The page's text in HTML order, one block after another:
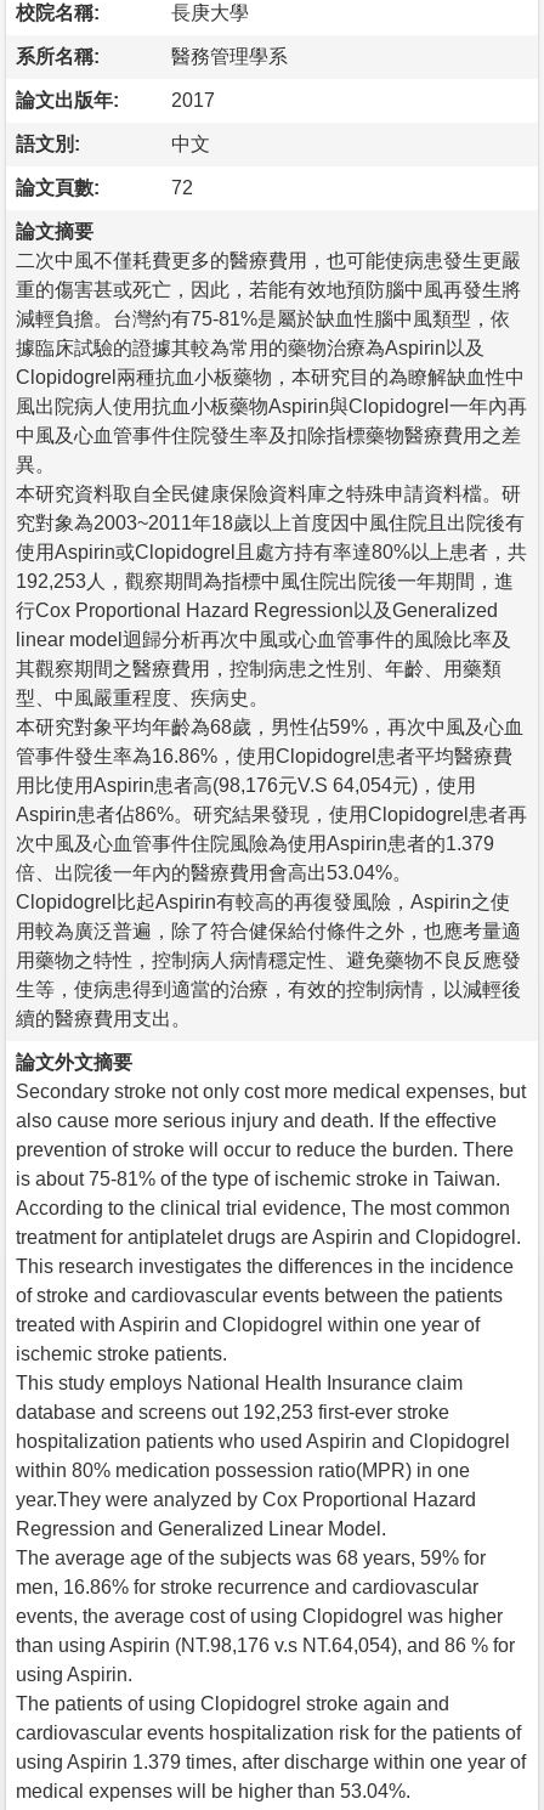
校院名稱: 長庚大學
系所名稱: 醫務管理學系
論文出版年: 2017
語文別: 中文
論文頁數: 72
論文摘要
二次中風不僅耗費更多的醫療費用，也可能使病患發生更嚴
重的傷害甚或死亡，因此，若能有效地預防腦中風再發生將
減輕負擔。台灣約有75-81%是屬於缺血性腦中風類型，依
據臨床試驗的證據其較為常用的藥物治療為Aspirin以及
Clopidogrel兩種抗血小板藥物，本研究目的為瞭解缺血性中
風出院病人使用抗血小板藥物Aspirin與Clopidogrel一年內再
中風及心血管事件住院發生率及扣除指標藥物醫療費用之差
異。
本研究資料取自全民健康保險資料庫之特殊申請資料檔。研
究對象為2003~2011年18歲以上首度因中風住院且出院後有
使用Aspirin或Clopidogrel且處方持有率達80%以上患者，共
192,253人，觀察期間為指標中風住院出院後一年期間，進
行Cox Proportional Hazard Regression以及Generalized
linear model迴歸分析再次中風或心血管事件的風險比率及
其觀察期間之醫療費用，控制病患之性別、年齡、用藥類
型、中風嚴重程度、疾病史。
本研究對象平均年齡為68歲，男性佔59%，再次中風及心血
管事件發生率為16.86%，使用Clopidogrel患者平均醫療費
用比使用Aspirin患者高(98,176元V.S 64,054元)，使用
Aspirin患者佔86%。研究結果發現，使用Clopidogrel患者再
次中風及心血管事件住院風險為使用Aspirin患者的1.379
倍、出院後一年內的醫療費用會高出53.04%。
Clopidogrel比起Aspirin有較高的再復發風險，Aspirin之使
用較為廣泛普遍，除了符合健保給付條件之外，也應考量適
用藥物之特性，控制病人病情穩定性、避免藥物不良反應發
生等，使病患得到適當的治療，有效的控制病情，以減輕後
續的醫療費用支出。
論文外文摘要
Secondary stroke not only cost more medical expenses, but
also cause more serious injury and death. If the effective
prevention of stroke will occur to reduce the burden. There
is about 75-81% of the type of ischemic stroke in Taiwan.
According to the clinical trial evidence, The most common
treatment for antiplatelet drugs are Aspirin and Clopidogrel.
This research investigates the differences in the incidence
of stroke and cardiovascular events between the patients
treated with Aspirin and Clopidogrel within one year of
ischemic stroke patients.
This study employs National Health Insurance claim
database and screens out 192,253 first-ever stroke
hospitalization patients who used Aspirin and Clopidogrel
within 80% medication possession ratio(MPR) in one
year.They were analyzed by Cox Proportional Hazard
Regression and Generalized Linear Model.
The average age of the subjects was 68 years, 59% for
men, 16.86% for stroke recurrence and cardiovascular
events, the average cost of using Clopidogrel was higher
than using Aspirin (NT.98,176 v.s NT.64,054), and 86 % for
using Aspirin.
The patients of using Clopidogrel stroke again and
cardiovascular events hospitalization risk for the patients of
using Aspirin 1.379 times, after discharge within one year of
medical expenses will be higher than 53.04%.